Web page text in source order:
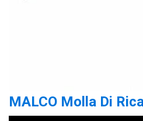
MALCO Molla Di